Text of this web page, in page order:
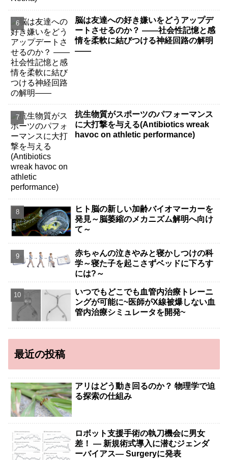
脳は友達への好き嫌いをどうアップデ
ートさせるのか？ ――社会性記憶と感
情を柔軟に結びつける神経回路の解明
――
抗生物質がスポーツのパフォーマンス
に大打撃を与える(Antibiotics wreak
havoc on athletic performance)
ヒト脳の新しい加齢バイオマーカーを
発見～脳萎縮のメカニズム解明へ向け
て～
赤ちゃんの泣きやみと寝かしつけの科
学～寝た子を起こさずベッドに下ろす
には?～
いつでもどこでも血管内治療トレーニ
ングが可能に~医師がX線被爆しない血
管内治療シミュレータを開発~
最近の投稿
アリはどう動き回るのか？ 物理学で迫
る探索の仕組み
ロボット支援手術の執刀機会に男女
差！ — 新規術式導入に潜むジェンダ
ーバイアス— Surgeryに発表